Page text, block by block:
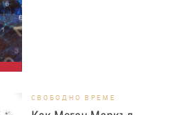
СВОБОДНО ВРЕМЕ